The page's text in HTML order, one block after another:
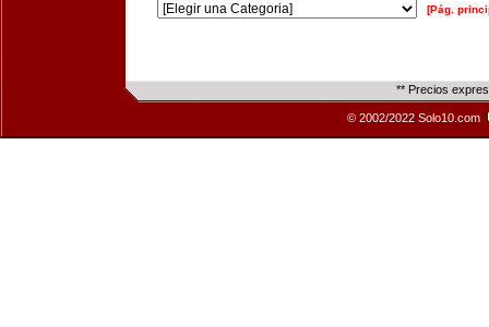
[Pág.
** Precios
© 2002/2022 Solo10.com